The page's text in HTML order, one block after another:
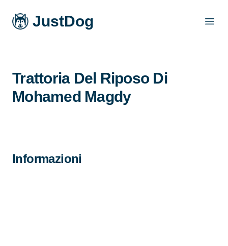
JustDog
Trattoria Del Riposo Di
Mohamed Magdy
Informazioni